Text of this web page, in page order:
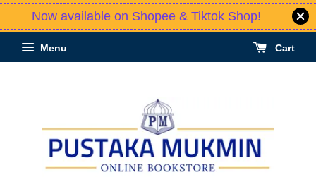
Now available on Shopee & Tiktok Shop!
Menu Cart